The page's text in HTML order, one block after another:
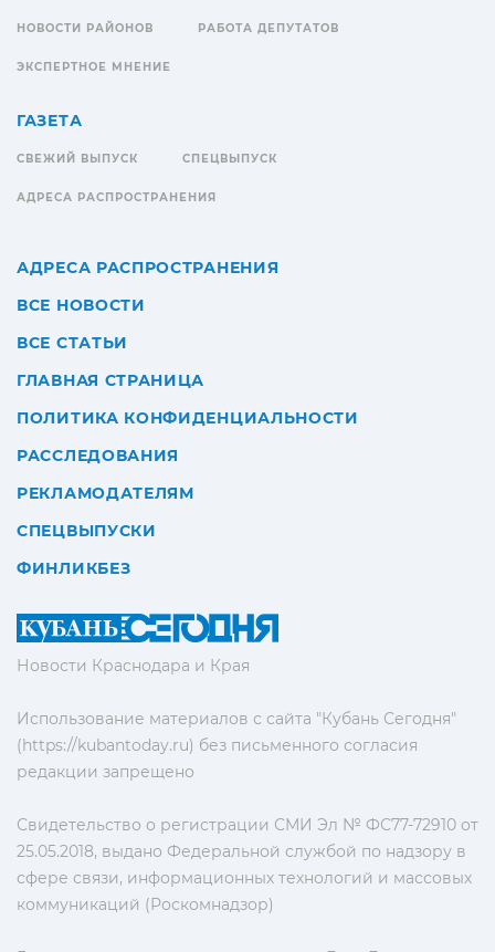
Новости Краснодара и Края
Использование материалов с сайта "Кубань Сегодня"
(https://kubantoday.ru) без письменного согласия
редакции запрещено
Свидетельство о регистрации СМИ Эл № ФС77-72910 от
25.05.2018, выдано Федеральной службой по надзору в
сфере связи, информационных технологий и массовых
коммуникаций (Роскомнадзор)
НОВОСТИ РАЙОНОВ РАБОТА ДЕПУТАТОВ
ЭКСПЕРТНОЕ МНЕНИЕ
ГАЗЕТА
СВЕЖИЙ ВЫПУСК СПЕЦВЫПУСК
АДРЕСА РАСПРОСТРАНЕНИЯ
АДРЕСА РАСПРОСТРАНЕНИЯ
ВСЕ НОВОСТИ
ВСЕ СТАТЬИ
ГЛАВНАЯ СТРАНИЦА
ПОЛИТИКА КОНФИДЕНЦИАЛЬНОСТИ
РАССЛЕДОВАНИЯ
РЕКЛАМОДАТЕЛЯМ
СПЕЦВЫПУСКИ
ФИНЛИКБЕЗ